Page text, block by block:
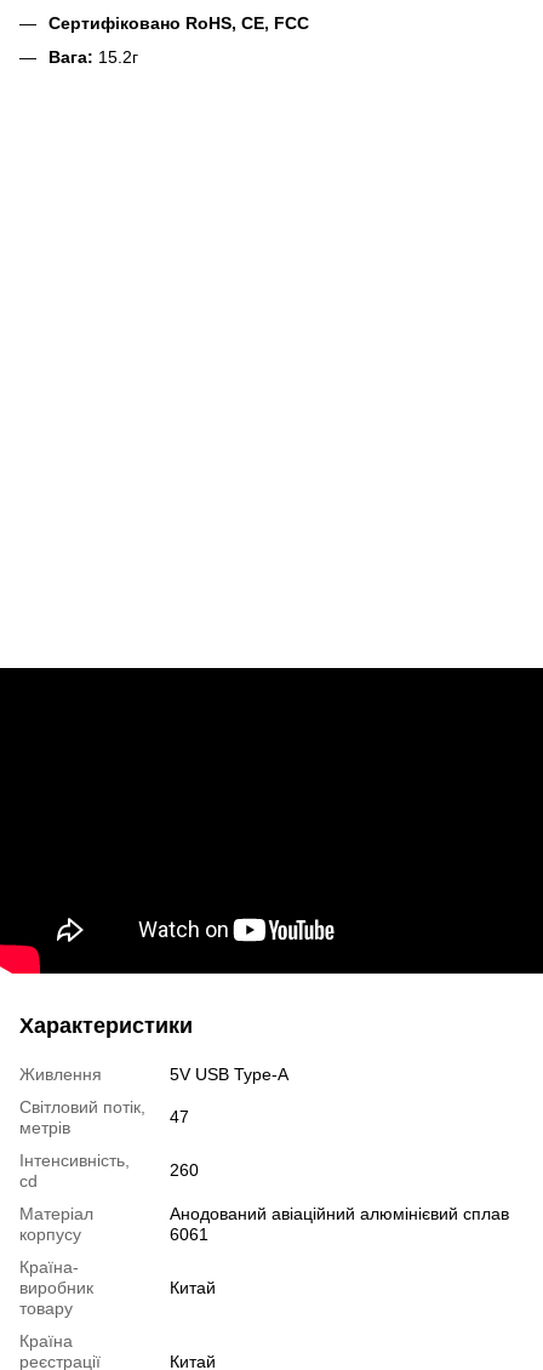
Сертифіковано RoHS, CE, FCC
Вага: 15.2г
Характеристики
Живлення
5V USB Type-A
Світловий потік,
метрів
47
Інтенсивність,
cd
260
Матеріал
корпусу
Анодований авіаційний алюмінієвий сплав
6061
Країна-
виробник
товару
Китай
Країна
реєстрації
Китай